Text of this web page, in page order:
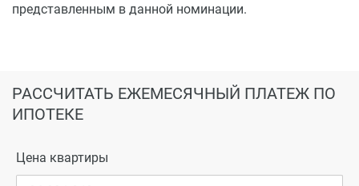
представленным в данной номинации.
РАССЧИТАТЬ ЕЖЕМЕСЯЧНЫЙ ПЛАТЕЖ ПО
ИПОТЕКЕ
Цена квартиры